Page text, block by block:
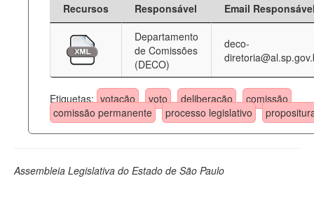
Recursos Responsável
Email
Departamento
de Comissões
(DECO)
deco-
Etiquetas: votação voto deliberação
comissão
comissão permanente
processo legislativo
Assembleia Legislativa do Estado de São Paulo